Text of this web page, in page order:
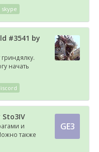
skype
#3541 by
начать
Sto3IV
и
также
GE3